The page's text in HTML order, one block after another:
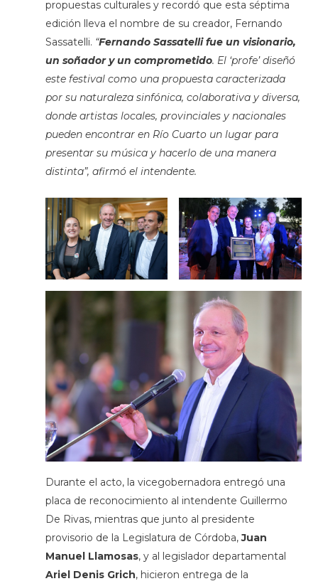
propuestas culturales y recordó que esta séptima
edición lleva el nombre de su creador, Fernando
Sassatelli. “Fernando Sassatelli fue un visionario,
un soñador y un comprometido. El ‘profe’ diseñó
este festival como una propuesta caracterizada
por su naturaleza sinfónica, colaborativa y diversa,
donde artistas locales, provinciales y nacionales
pueden encontrar en Río Cuarto un lugar para
presentar su música y hacerlo de una manera
distinta”, afirmó el intendente.
Durante el acto, la vicegobernadora entregó una
placa de reconocimiento al intendente Guillermo
De Rivas, mientras que junto al presidente
provisorio de la Legislatura de Córdoba,Juan
Manuel Llamosas, y al legislador departamental
Ariel Denis Grich, hicieron entrega de la